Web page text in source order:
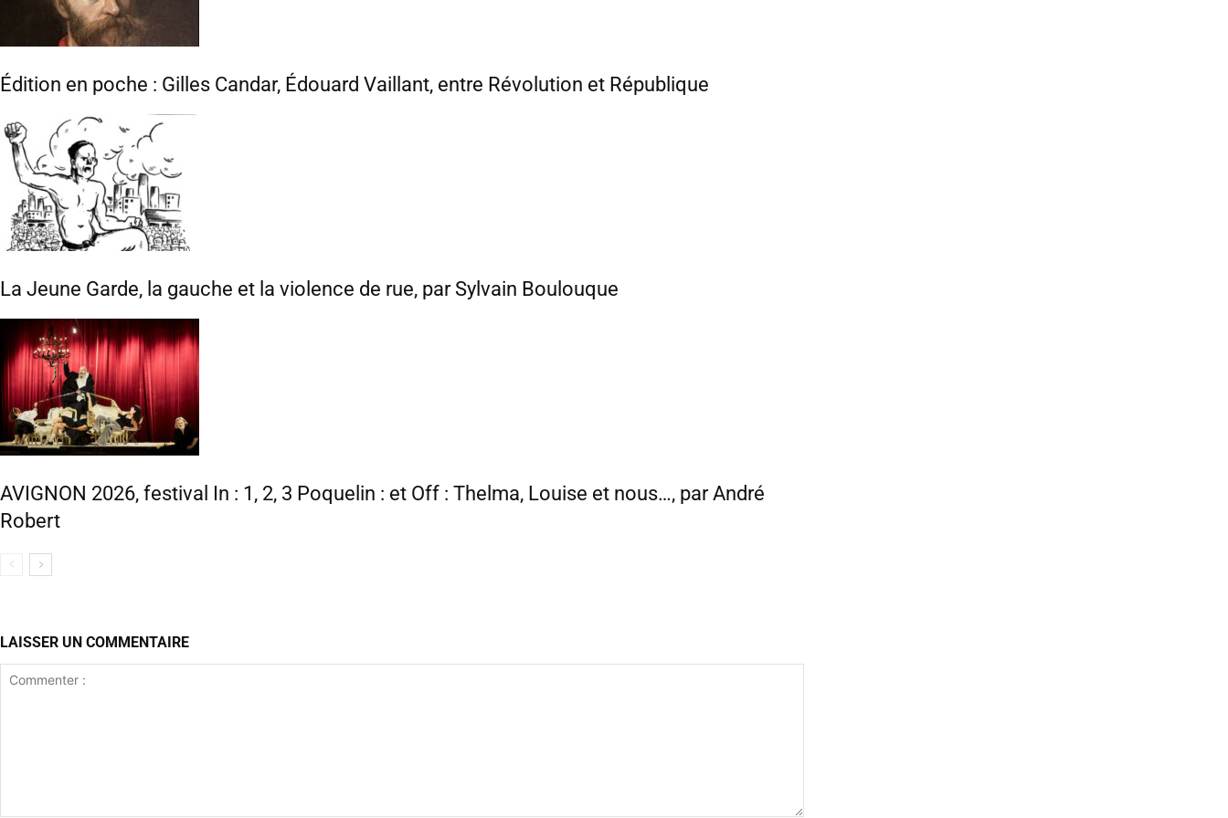
Édition en poche : Gilles Candar, Édouard Vaillant, entre Révolution et République
La Jeune Garde, la gauche et la violence de rue, par Sylvain Boulouque
AVIGNON 2026, festival In : 1, 2, 3 Poquelin : et Off : Thelma, Louise et nous…, par André
Robert
LAISSER UN COMMENTAIRE